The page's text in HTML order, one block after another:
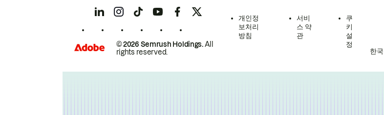
© 2026 Semrush Holdings.All
rights reserved.
개인정
보처리
방침
서비
스 약
관
쿠
키
설
정
한